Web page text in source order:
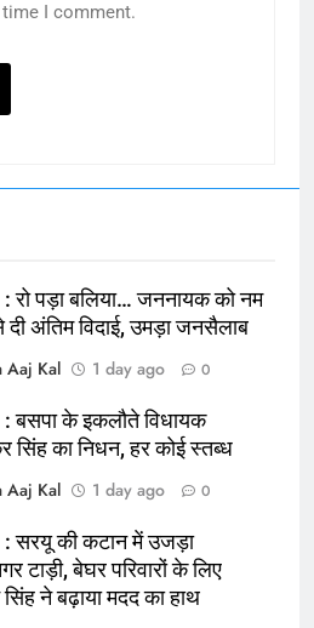
किया प्रदर्शन
बलिया
I comment.
रो पड़ा बलिया… जननायक को नम
अंतिम विदाई, उमड़ा जनसैलाब
Aaj Kal
1 day ago 0
बसपा के इकलौते विधायक
सिंह का निधन, हर कोई स्तब्ध
Aaj Kal
1 day ago 0
सरयू की कटान में उजड़ा
टाड़ी, बेघर परिवारों के लिए
सिंह ने बढ़ाया मदद का हाथ